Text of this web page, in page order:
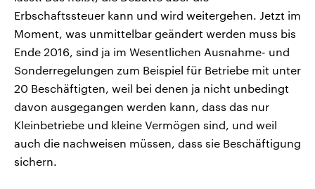
Erbschaftssteuer kann und wird weitergehen. Jetzt im
Moment, was unmittelbar geändert werden muss bis
Ende 2016, sind ja im Wesentlichen Ausnahme- und
Sonderregelungen zum Beispiel für Betriebe mit unter
20 Beschäftigten, weil bei denen ja nicht unbedingt
davon ausgegangen werden kann, dass das nur
Kleinbetriebe und kleine Vermögen sind, und weil
auch die nachweisen müssen, dass sie Beschäftigung
sichern.